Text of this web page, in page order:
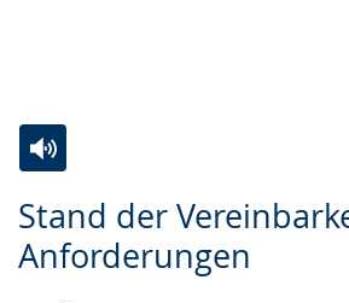
Stand der
Anforderungen
Leichten
Sprache
Audio-
Unterstützung.
Video
in